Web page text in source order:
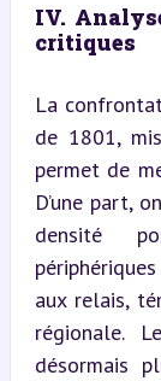
IV.
critiques
La
de 1801,
permet de
D’une part,
densité
aux relais,
régionale.
désormais